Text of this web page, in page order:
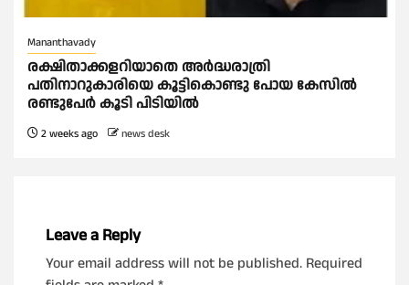
Mananthavady
രക്ഷിതാക്കളറിയാതെ അര്‍ദ്ധരാത്രി
പതിനാറുകാരിയെ കൂട്ടികൊണ്ടു പോയ കേസില്‍
രണ്ടുപേര്‍ കൂടി പിടിയില്‍
2 weeks ago news desk
Leave a Reply
Your email address will not be published. Required